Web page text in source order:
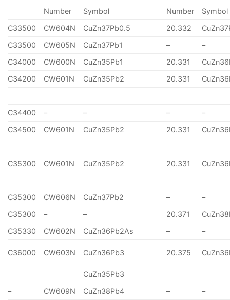
Number Symbol Number
Symbol
C33500
CW604N CuZn37Pb0.5 20.332
C33500
CW605N CuZn37Pb1 –
–
C34000
CW600N CuZn35Pb1 20.331
C34200
CW601N CuZn35Pb2 20.331
C34400 – – –
–
C34500
CW601N CuZn35Pb2 20.331
C35300 CW601N CuZn35Pb2 20.331
C35300 CW606N CuZn37Pb2 –
–
C35300
– – 20.371
C35330
CW602N CuZn36Pb2As – –
C36000 CW603N CuZn36Pb3 20.375
CuZn35Pb3
–
CW609N CuZn38Pb4 –
–